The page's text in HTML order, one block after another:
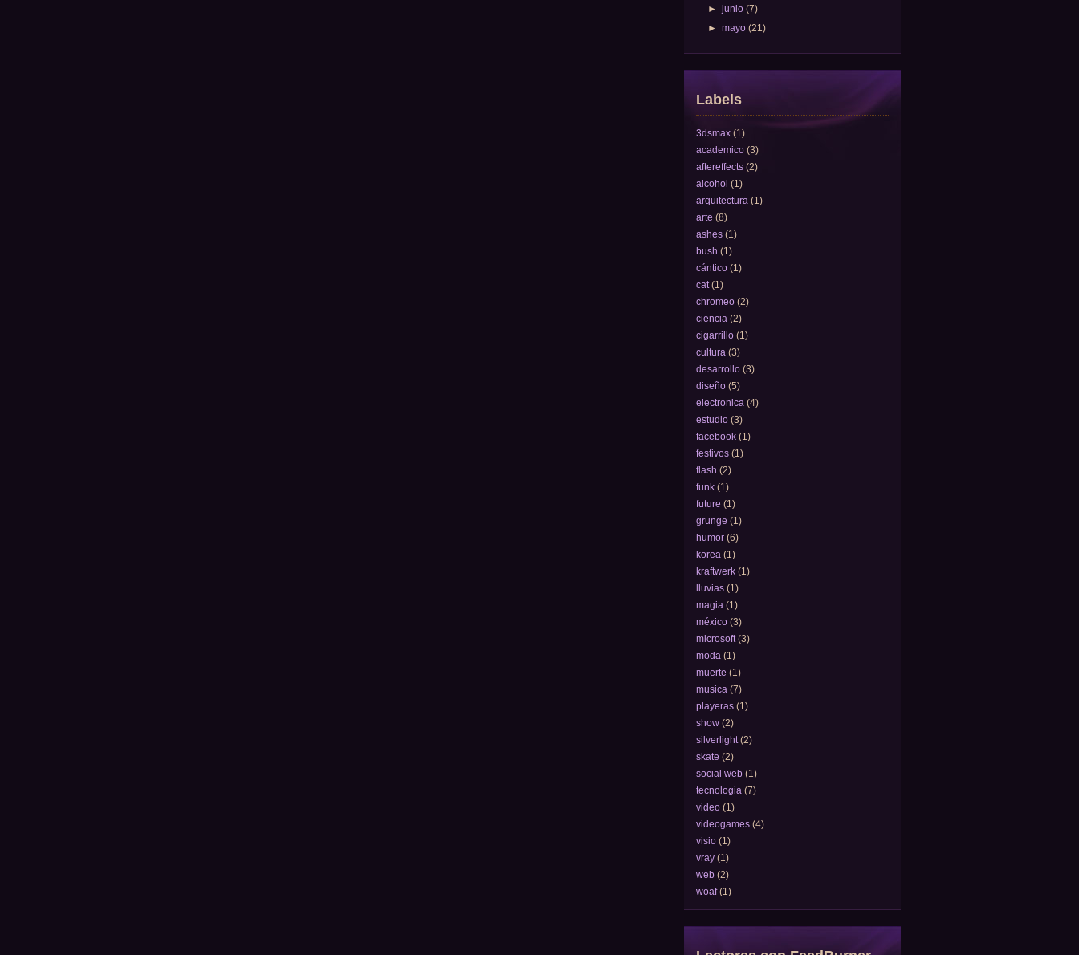
►junio (7)
►mayo (21)
Labels
3dsmax (1)
academico (3)
aftereffects (2)
alcohol (1)
arquitectura (1)
arte (8)
ashes (1)
bush (1)
cántico (1)
cat (1)
chromeo (2)
ciencia (2)
cigarrillo (1)
cultura (3)
desarrollo (3)
diseño (5)
electronica (4)
estudio (3)
facebook (1)
festivos (1)
flash (2)
funk (1)
future (1)
grunge (1)
humor (6)
korea (1)
kraftwerk (1)
lluvias (1)
magia (1)
méxico (3)
microsoft (3)
moda (1)
muerte (1)
musica (7)
playeras (1)
show (2)
silverlight (2)
skate (2)
social web (1)
tecnologia (7)
video (1)
videogames (4)
visio (1)
vray (1)
web (2)
woaf (1)